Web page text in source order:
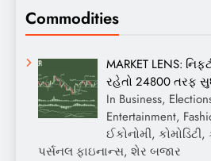
Commodities
MARKET LENS:
રહેતો 24800 તરફ
In Business,
Entertainment,
ઈકોનોમી,
પર્સનલ ફાઇનાન્સ, શેર બજાર